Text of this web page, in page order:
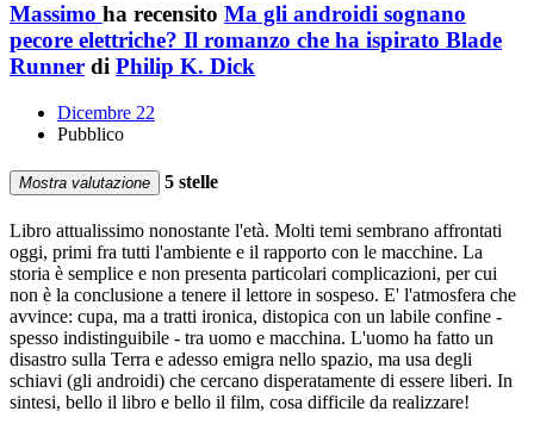
Massimo ha recensito Ma gli androidi sognano
pecore elettriche? Il romanzo che ha ispirato Blade
Runner di Philip K. Dick
Dicembre 22
Pubblico
Mostra valutazione 5 stelle
Libro attualissimo nonostante l'età. Molti temi sembrano affrontati
oggi, primi fra tutti l'ambiente e il rapporto con le macchine. La
storia è semplice e non presenta particolari complicazioni, per cui
non è la conclusione a tenere il lettore in sospeso. E' l'atmosfera che
avvince: cupa, ma a tratti ironica, distopica con un labile confine -
spesso indistinguibile - tra uomo e macchina. L'uomo ha fatto un
disastro sulla Terra e adesso emigra nello spazio, ma usa degli
schiavi (gli androidi) che cercano disperatamente di essere liberi. In
sintesi, bello il libro e bello il film, cosa difficile da realizzare!